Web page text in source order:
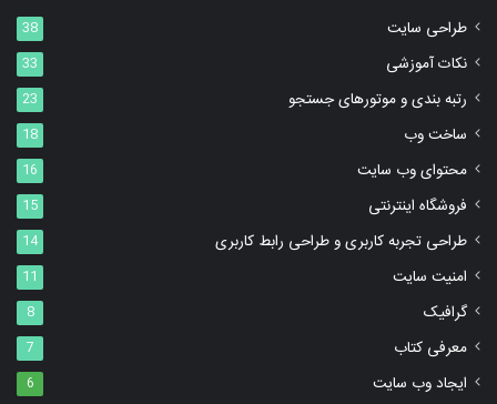
طراحی سایت 38
نکات آموزشی 33
رتبه بندی و موتورهای جستجو 23
ساخت وب 18
محتوای وب سایت 16
فروشگاه اینترنتی 15
طراحی تجربه کاربری و طراحی رابط کاربری 14
امنیت سایت 11
گرافیک 8
معرفی کتاب 7
ایجاد وب سایت 6